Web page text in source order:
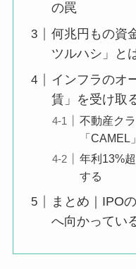
の罠
何兆円もの資
ツルハシ」と
インフラのオ
賃」を受け取
不動産ク
「
年利13%
する
まとめ｜IPO
へ向かってい